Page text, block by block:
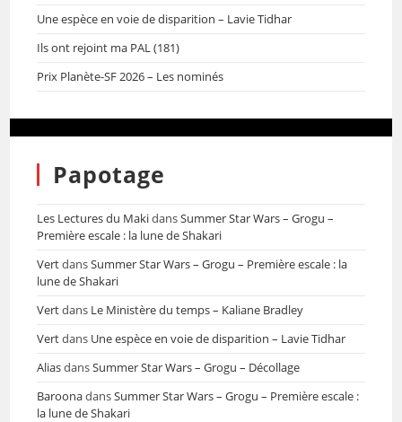
Une espèce en voie de disparition – Lavie Tidhar
Ils ont rejoint ma PAL (181)
Prix Planète-SF 2026 – Les nominés
Papotage
Les Lectures du MakidansSummer Star Wars – Grogu –
Première escale : la lune de Shakari
VertdansSummer Star Wars – Grogu – Première escale : la
lune de Shakari
Vertdans Le Ministère du temps – Kaliane Bradley
Vertdans Une espèce en voie de disparition – Lavie Tidhar
AliasdansSummer Star Wars – Grogu – Décollage
BaroonadansSummer Star Wars – Grogu – Première escale :
la lune de Shakari